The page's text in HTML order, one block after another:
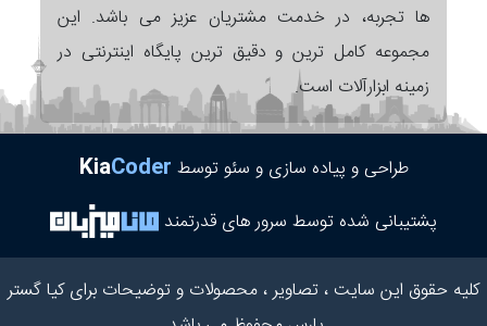
ها تجربه، در خدمت مشتریان عزیز می باشد. این
مجموعه کامل ترین و دقیق ترین پایگاه اینترنتی در
زمینه ابزارآلات است.
طراحی و پیاده سازی و سئو توسط KiaCoder
پشتیبانی شده توسط سرور های قدرتمند
کلیه حقوق این سایت ، تصاویر ، محصولات و توضیحات برای کیا گستر